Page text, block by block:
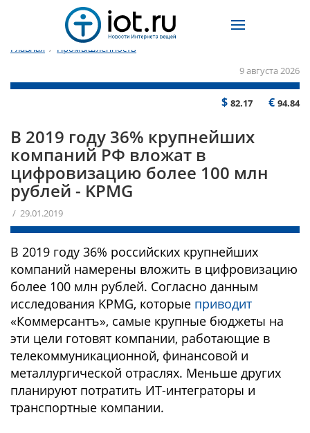
Главная / Промышленность
9 августа 2026
$ 82.17 € 94.84
В 2019 году 36% крупнейших
компаний РФ вложат в
цифровизацию более 100 млн
рублей - KPMG
/ 29.01.2019
В 2019 году 36% российских крупнейших
компаний намерены вложить в цифровизацию
более 100 млн рублей. Согласно данным
исследования KPMG, которые приводит
«Коммерсантъ», самые крупные бюджеты на
эти цели готовят компании, работающие в
телекоммуникационной, финансовой и
металлургической отраслях. Меньше других
планируют потратить ИТ-интеграторы и
транспортные компании.